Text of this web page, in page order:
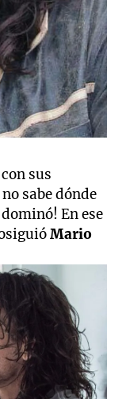
sus
sabe dónde
En ese
Mario